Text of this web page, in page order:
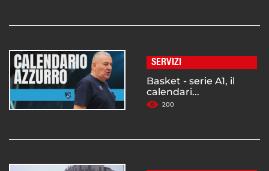
SERVIZI
Basket - serie A1, il
calendari...
200